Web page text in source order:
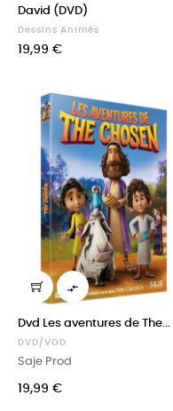
David (DVD)
Dessins Animés
Prix
19,99 €

Dvd Les aventures de The...
DVD/VOD
Saje Prod
Prix
19,99 €